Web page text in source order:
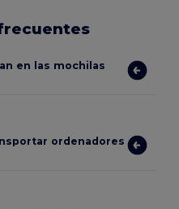
en las mochilas
ordenadores